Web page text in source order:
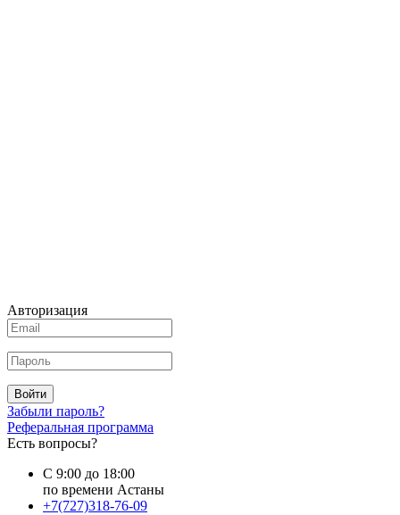
Авторизация
Войти
Забыли пароль?
Реферальная программа
Есть вопросы?
С 9:00 до 18:00
по времени Астаны
+7(727)318-76-09